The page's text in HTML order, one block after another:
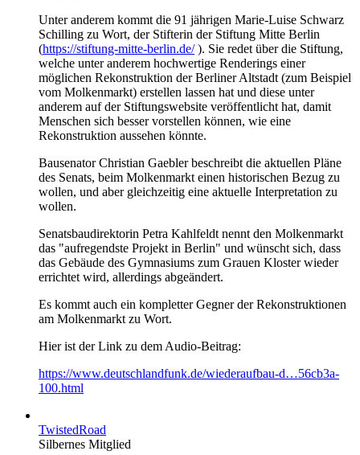
Unter anderem kommt die 91 jährigen Marie-Luise Schwarz
Schilling zu Wort, der Stifterin der Stiftung Mitte Berlin
(https://stiftung-mitte-berlin.de/). Sie redet über die Stiftung,
welche unter anderem hochwertige Renderings einer
möglichen Rekonstruktion der Berliner Altstadt (zum Beispiel
vom Molkenmarkt) erstellen lassen hat und diese unter
anderem auf der Stiftungswebsite veröffentlicht hat, damit
Menschen sich besser vorstellen können, wie eine
Rekonstruktion aussehen könnte.
Bausenator Christian Gaebler beschreibt die aktuellen Pläne
des Senats, beim Molkenmarkt einen historischen Bezug zu
wollen, und aber gleichzeitig eine aktuelle Interpretation zu
wollen.
Senatsbaudirektorin Petra Kahlfeldt nennt den Molkenmarkt
das "aufregendste Projekt in Berlin" und wünscht sich, dass
das Gebäude des Gymnasiums zum Grauen Kloster wieder
errichtet wird, allerdings abgeändert.
Es kommt auch ein kompletter Gegner der Rekonstruktionen
am Molkenmarkt zu Wort.
Hier ist der Link zu dem Audio-Beitrag:
https://www.deutschlandfunk.de/wiederaufbau-d…56cb3a-
100.html
TwistedRoad
Silbernes Mitglied